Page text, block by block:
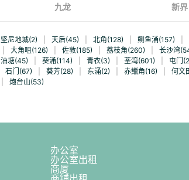
九龙 新界
坚尼地城(2) 天后(45) 北角(128) 鲗鱼涌(157)
大角咀(126) 佐敦(185) 荔枝角(260) 长沙湾
油塘(45) 葵涌(114) 青衣(3) 荃湾(601) 屯门
石门(67) 葵芳(28) 东涌(2) 赤鱲角(16) 何文
炮台山(53)
办公室
办公室出租
商厦